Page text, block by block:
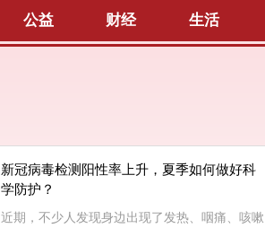
公益 财经 生活
新冠病毒检测阳性率上升，夏季如何做好科
学防护？
近期，不少人发现身边出现了发热、咽痛、咳嗽